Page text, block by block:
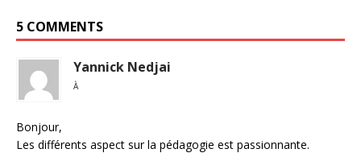
5 COMMENTS
Yannick Nedjai
À
Bonjour,
Les différents aspect sur la pédagogie est passionnante.